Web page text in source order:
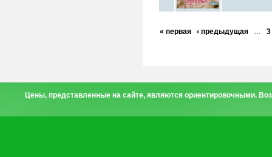
« первая ‹ предыдущая … 3
Цены, представленные на сайте, являются ориентировочными.